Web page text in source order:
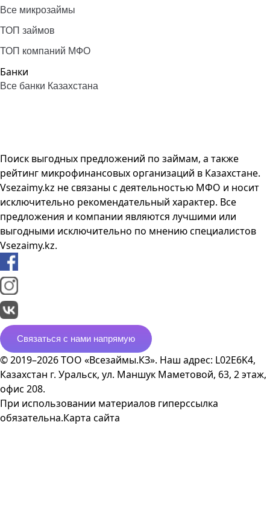
Все микрозаймы
ТОП займов
ТОП компаний МФО
Банки
Все банки Казахстана
Поиск выгодных предложений по займам, а также
рейтинг микрофинансовых организаций в Казахстане.
Vsezaimy.kz не связаны с деятельностью МФО и носит
исключительно рекомендательный характер. Все
предложения и компании являются лучшими или
выгодными исключительно по мнению специалистов
Vsezaimy.kz.
Связаться с нами напрямую
© 2019–2026 ТОО «Всезаймы.КЗ». Наш адрес: L02E6K4,
Казахстан г. Уральск, ул. Маншук Маметовой, 63, 2 этаж,
офис 208.
При использовании материалов гиперссылка
обязательна.Карта сайта